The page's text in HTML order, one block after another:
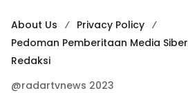
About Us
Privacy Policy
Pedoman Pemberitaan Media Siber
Redaksi
@radartvnews 2023